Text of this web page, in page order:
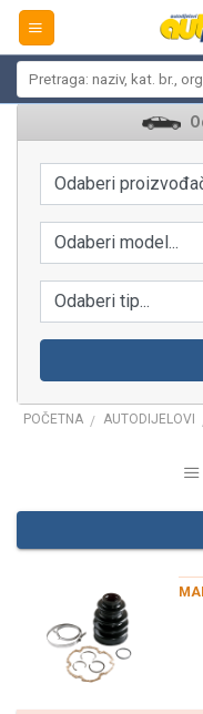
Skip
content
Odaberi
Odaberi model...
Odaberi tip...
POČETNA / AUTODIJELOVI